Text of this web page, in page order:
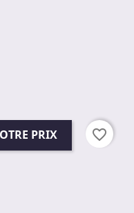
PRIX favorite_border